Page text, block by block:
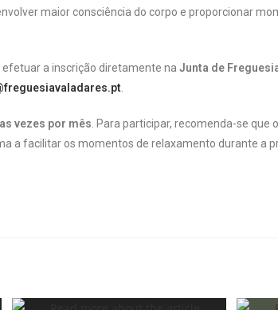
maior consciência do corpo e proporcionar
efetuar a inscrição diretamente na Junta de
.
vezes por mês. Para participar, recomenda-se que
a facilitar os momentos de relaxamento durante a